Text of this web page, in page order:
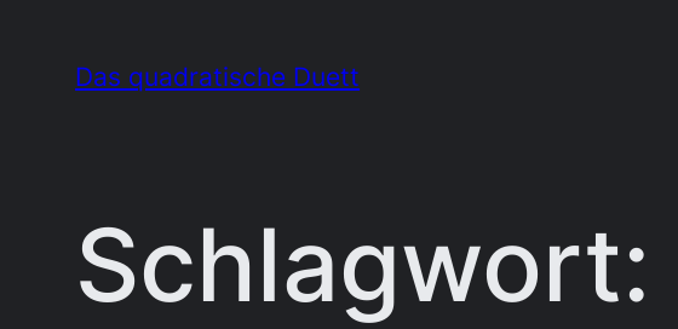
Das quadratische Duett
Schlagwort: